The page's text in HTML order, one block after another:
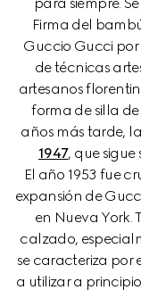
Firma del
Guccio Gucci
de técnicas
artesanos
forma de silla
años más tarde,
1947, que
El año 1953 fue
expansión de
en Nueva York.
calzado,
se caracteriza por
a utilizar a